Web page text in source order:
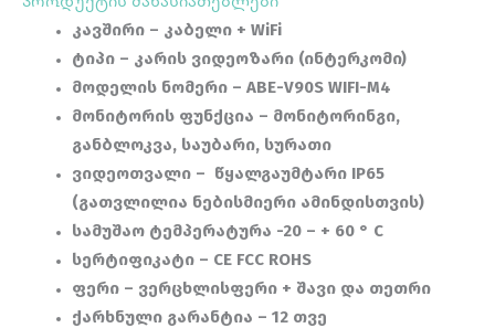
კავშირი – კაბელი + WiFi
ტიპი – კარის ვიდეოზარი (ინტერკომი)
მოდელის ნომერი – ABE-V90S WIFI-M4
მონიტორის ფუნქცია – მონიტორინგი,
განბლოკვა, საუბარი, სურათი
ვიდეოთვალი – წყალგაუმტარი IP65
(გათვლილია ნებისმიერი ამინდისთვის)
სამუშაო ტემპერატურა -20 – + 60 ° C
სერტიფიკატი – CE FCC ROHS
ფერი – ვერცხლისფერი + შავი და თეთრი
ქარხნული გარანტია – 12 თვე